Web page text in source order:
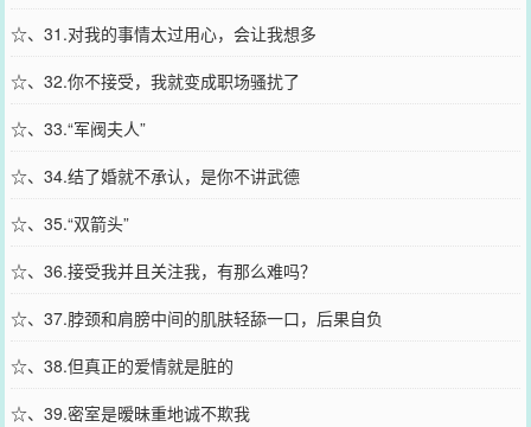
☆、31.对我的事情太过用心，会让我想多
☆、32.你不接受，我就变成职场骚扰了
☆、33.“军阀夫人”
☆、34.结了婚就不承认，是你不讲武德
☆、35.“双箭头”
☆、36.接受我并且关注我，有那么难吗？
☆、37.脖颈和肩膀中间的肌肤轻舔一口，后果自负
☆、38.但真正的爱情就是脏的
☆、39.密室是暧昧重地诚不欺我